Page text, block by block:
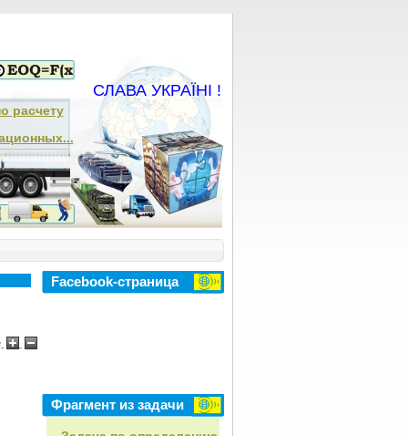
расчету
СЛАВА УКРАЇНІ !
Facebook-страница
Фрагмент из задачи